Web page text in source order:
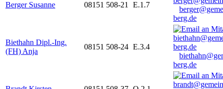
Berger Susanne 08151 508-21 E.1.7
berg.de
Biethahn Dipl.-Ing.
(FH) Anja
08151 508-24 E.3.4
berg.de